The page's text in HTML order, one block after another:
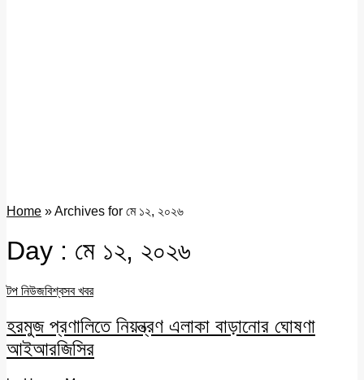
Home »Archives for মে ১২, ২০২৬
Day : মে ১২, ২০২৬
টপ নিউজবিশ্বসব খবর
হরমুজ প্রণালিতে নিয়ন্ত্রণ এলাকা বাড়ানোর ঘোষণা
আইআরজিসির